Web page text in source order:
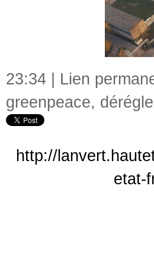
23:34 | Lien
greenpeace,
http://
etat-